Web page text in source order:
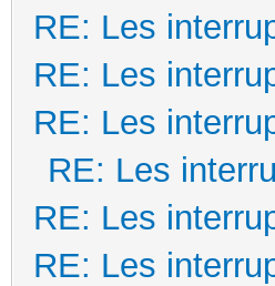
RE: Les
RE: Les
RE: Les
RE: Les
RE: Les
RE: Les